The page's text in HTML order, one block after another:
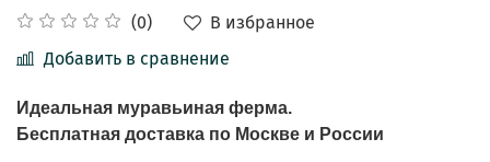
(0)
В избранное
Добавить в сравнение
Идеальная муравьиная ферма.
Бесплатная доставка по Москве и России